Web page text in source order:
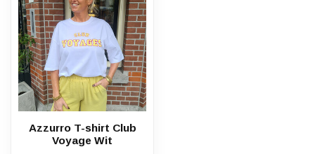
Azzurro T-shirt Club
Voyage Wit